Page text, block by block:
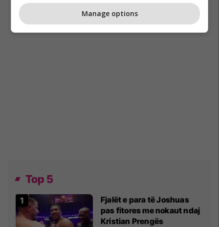
Top 5
Fjalët e para të Joshuas
pas fitores me nokaut ndaj
Kristian Prengës
Manage options